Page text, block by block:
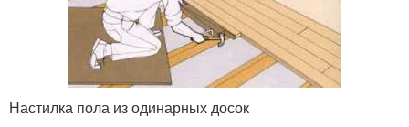
Настилка пола из одинарных досок